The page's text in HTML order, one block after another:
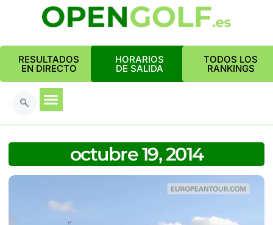
RESULTADOS
EN DIRECTO
HORARIOS
DE SALIDA
TODOS LOS
RANKINGS
octubre 19, 2014